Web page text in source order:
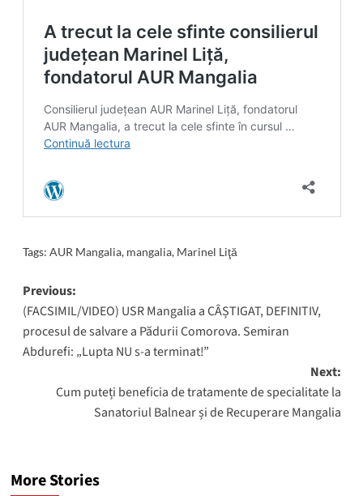
Tags: AUR Mangalia, mangalia, Marinel Liţă
Post
navigation
Previous:
(FACSIMIL/VIDEO) USR Mangalia a CÂȘTIGAT, DEFINITIV,
procesul de salvare a Pădurii Comorova. Semiran
Abdurefi: „Lupta NU s-a terminat!”
Next:
Cum puteți beneficia de tratamente de specialitate la
Sanatoriul Balnear și de Recuperare Mangalia
More Stories